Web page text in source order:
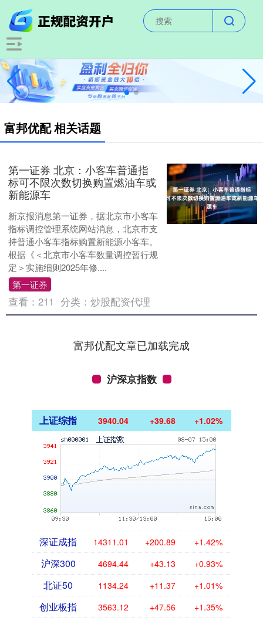
富邦优配 相关话题
第一证券 北京：小客车普通指
标可不限次数切换购置燃油车或
新能源车
新京报消息第一证券，据北京市小客车
指标调控管理系统网站消息，北京市支
持普通小客车指标购置新能源小客车。
根据《＜北京市小客车数量调控暂行规
定＞实施细则2025年修....
第一证券
查看：211 分类：炒股配资代理
富邦优配文章已加载完成
沪深京指数
上证综指 3940.04 +39.68 +1.02%
深证成指 14311.01 +200.89 +1.42%
沪深300 4694.44 +43.13 +0.93%
北证50 1134.24 +11.37 +1.01%
创业板指 3563.12 +47.56 +1.35%